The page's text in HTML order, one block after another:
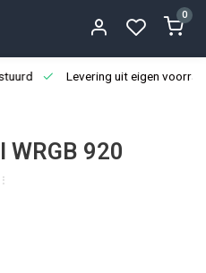
0
Levering uit eigen
WRGB 920